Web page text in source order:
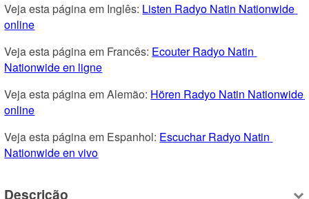
Veja esta página em Inglês: Listen Radyo Natin Nationwide
online
Veja esta página em Francês: Ecouter Radyo Natin
Nationwide en ligne
Veja esta página em Alemão: Hören Radyo Natin Nationwide
online
Veja esta página em Espanhol: Escuchar Radyo Natin
Nationwide en vivo
Descrição